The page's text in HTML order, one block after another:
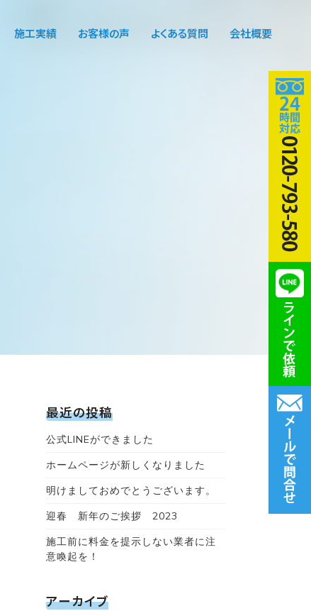
施工実績 お客様の声 よくある質問 会社概要
最近の投稿
公式LINEができました
ホームページが新しくなりました
明けましておめでとうございます。
迎春 新年のご挨拶 2023
施工前に料金を提示しない業者に注
意喚起を！
アーカイブ